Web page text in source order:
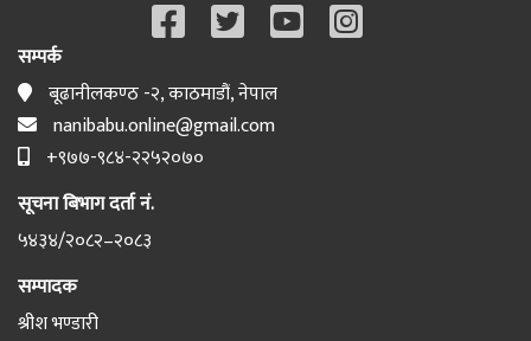
सम्पर्क
बूढानीलकण्ठ -२, काठमाडौं, नेपाल
nanibabu.online@gmail.com
+९७७-९८४-२२५२०७०
सूचना बिभाग दर्ता नं.
५४३४/२०८२–२०८३
सम्पादक
श्रीश भण्डारी